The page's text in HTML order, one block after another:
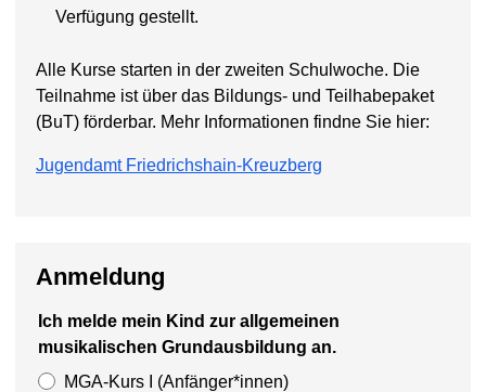
Verfügung gestellt.
Alle Kurse starten in der zweiten Schulwoche. Die
Teilnahme ist über das Bildungs- und Teilhabepaket
(BuT) förderbar. Mehr Informationen findne Sie hier:
Jugendamt Friedrichshain-Kreuzberg
Anmeldung
Ich melde mein Kind zur allgemeinen
musikalischen Grundausbildung an.
MGA-Kurs I (Anfänger*innen)